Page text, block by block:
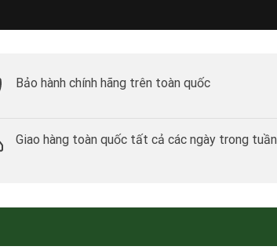
Bảo hành chính hãng trên toàn quốc
Giao hàng toàn quốc tất cả các ngày trong tuần